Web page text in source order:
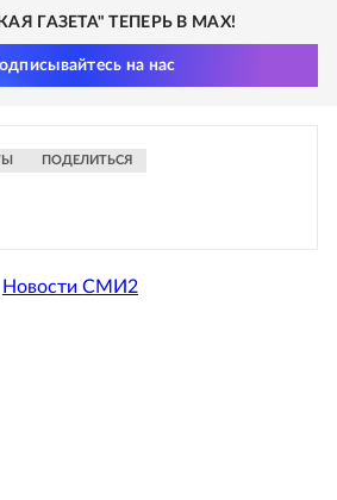
ГАЗЕТА" ТЕПЕРЬ В MAX!
на нас
ПОДЕЛИТЬСЯ
Новости СМИ2